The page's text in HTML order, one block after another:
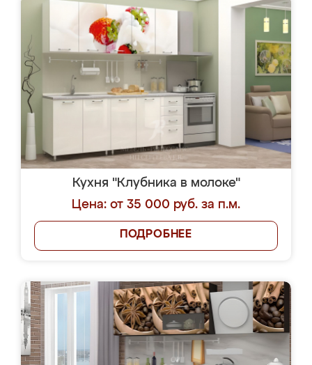
Кухня "Клубника в молоке"
Цена: от 35 000 руб. за п.м.
ПОДРОБНЕЕ